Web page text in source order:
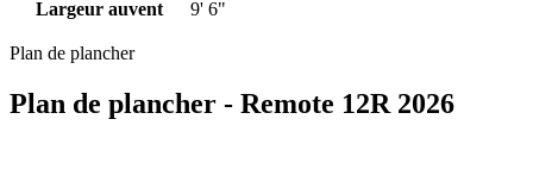
Largeur auvent
9' 6"
Plan de plancher
Plan de plancher - Remote 12R 2026